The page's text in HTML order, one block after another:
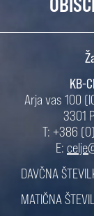
KB-
Arja vas 100
3301
T: +386
E:
DAVČNA
MATIČNA